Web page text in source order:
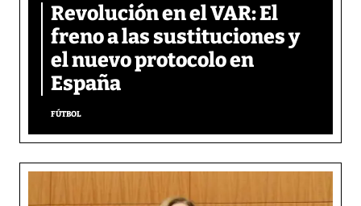
Revolución en el VAR: El
freno a las sustituciones y
el nuevo protocolo en
España
FÚTBOL